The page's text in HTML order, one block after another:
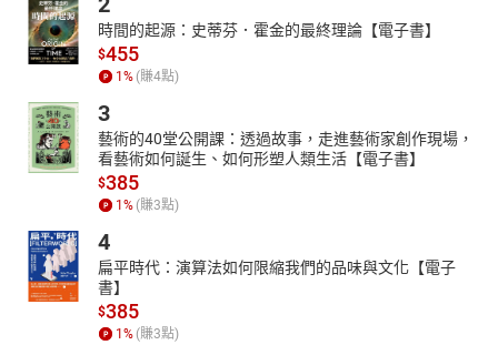
時間的起源：史蒂芬．霍金的最終理論【電子書】
$455
1% (賺4點)
3
藝術的40堂公開課：透過故事，走進藝術家創作現場，
看藝術如何誕生、如何形塑人類生活【電子書】
$385
1% (賺3點)
4
扁平時代：演算法如何限縮我們的品味與文化【電子
書】
$385
1% (賺3點)